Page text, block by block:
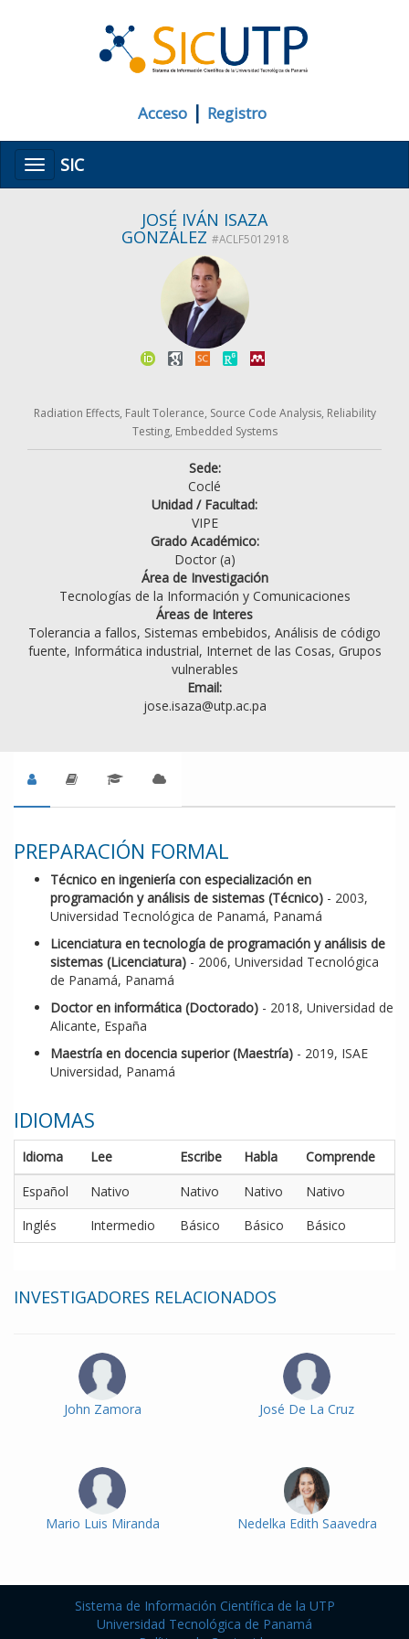
Acceso | Registro
MenúSIC
JOSÉ IVÁN ISAZA
GONZÁLEZ #ACLF5012918
Radiation Effects, Fault Tolerance, Source Code Analysis, Reliability
Testing, Embedded Systems
Sede:
Coclé
Unidad / Facultad:
VIPE
Grado Académico:
Doctor (a)
Área de Investigación
Tecnologías de la Información y Comunicaciones
Áreas de Interes
Tolerancia a fallos, Sistemas embebidos, Análisis de código
fuente, Informática industrial, Internet de las Cosas, Grupos
vulnerables
Email:
jose.isaza@utp.ac.pa
PREPARACIÓN FORMAL
Técnico en ingeniería con especialización en
programación y análisis de sistemas (Técnico) - 2003,
Universidad Tecnológica de Panamá, Panamá
Licenciatura en tecnología de programación y análisis de
sistemas (Licenciatura) - 2006, Universidad Tecnológica
de Panamá, Panamá
Doctor en informática (Doctorado) - 2018, Universidad de
Alicante, España
Maestría en docencia superior (Maestría) - 2019, ISAE
Universidad, Panamá
IDIOMAS
Idioma Lee Escribe Habla
Comprende
Español
Nativo Nativo Nativo
Nativo
Inglés
Intermedio Básico Básico Básico
INVESTIGADORES RELACIONADOS
John Zamora José De La Cruz
Mario Luis Miranda Nedelka Edith Saavedra
Sistema de Información Científica de la UTP
Universidad Tecnológica de Panamá